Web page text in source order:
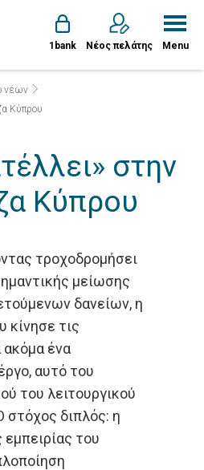
1bank Νέος πελάτης Menu
νέων
Κύπρου
στην
Κύπρου
τροχοδρομήσει
μείωσης
δανείων, η
κίνησε τις
ακόμα ένα
αυτό του
του λειτουργικού
στόχος διπλός: η
του